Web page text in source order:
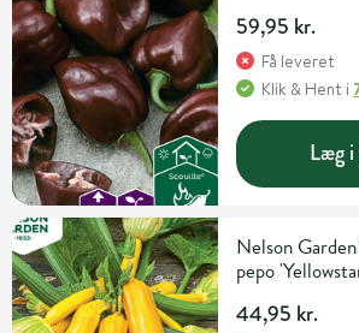
59,95 kr.
Få leveret
Klik & Hent i
Læg
Nelson
pepo
44,95 kr.